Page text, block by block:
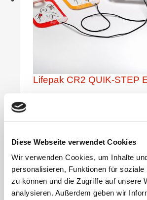
Diese Webseite verwendet Cookies
Wir verwenden Cookies, um Inhalte
personalisieren, Funktionen für soziale
zu können und die Zugriffe auf unsere
analysieren. Außerdem geben wir
Lifepak CR2 QUIK-STEP
zzgl.Versandkosten
Versandzeit:10 Tage
148,00€(Netto)